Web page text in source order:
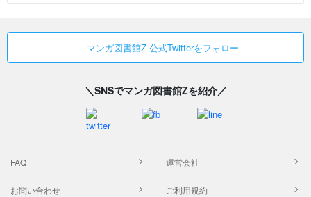
マンガ図書館Z 公式Twitterをフォロー
＼SNSでマンガ図書館Zを紹介／
FAQ 運営会社
お問い合わせ ご利用規約